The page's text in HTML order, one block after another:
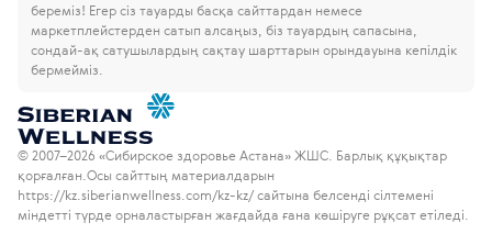
береміз! Егер сіз тауарды басқа сайттардан немесе
маркетплейстерден сатып алсаңыз, біз тауардың сапасына,
сондай-ақ сатушылардың сақтау шарттарын орындауына кепілдік
бермейміз.
© 2007–2026 «Сибирское здоровье Астана» ЖШС. Барлық құқықтар
қорғалған. Осы сайттың материалдарын
https://kz.siberianwellness.com/kz-kz/ сайтына белсенді сілтемені
міндетті түрде орналастырған жағдайда ғана көшіруге рұқсат етіледі.